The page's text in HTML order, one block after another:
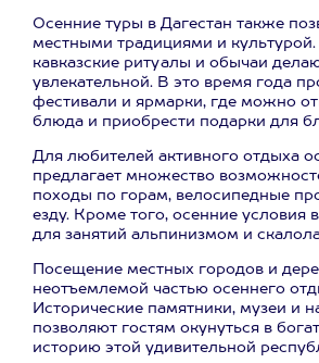
Осенние туры в Дагестан также
местными традициями и
кавказские ритуалы и обычаи
увлекательной. В это время года
фестивали и ярмарки, где можно
блюда и приобрести подарки для
Для любителей активного отдыха
предлагает множество
походы по горам, велосипедные
езду. Кроме того, осенние условия
для занятий альпинизмом и
Посещение местных городов и
неотъемлемой частью осеннего
Исторические памятники, музеи и
позволяют гостям окунуться в
историю этой удивительной